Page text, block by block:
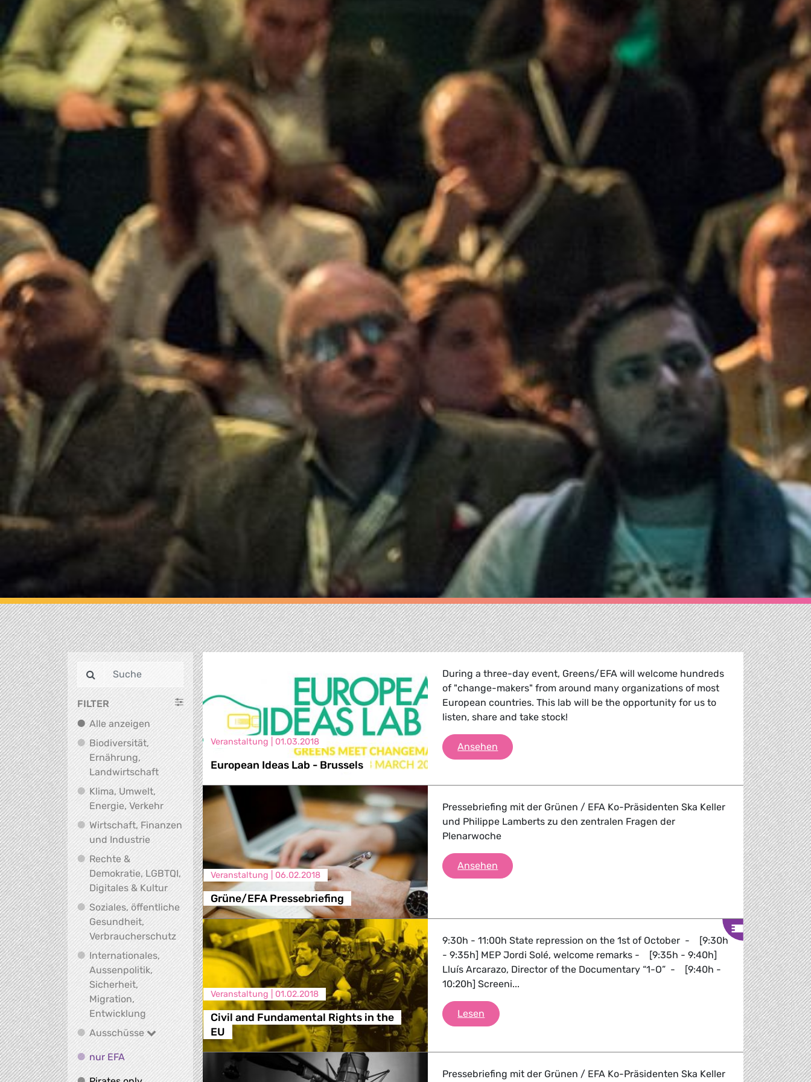
FILTER
Alle anzeigenAlle anzeigen
Biodiversität,
Ernährung,
LandwirtschaftBiodiversität, Ernährung, Landwirtschaft
Klima, Umwelt,
Energie, VerkehrKlima, Umwelt, Energie, Verkehr
Wirtschaft, Finanzen
und IndustrieWirtschaft, Finanzen und Industrie
Rechte &
Demokratie, LGBTQI,
Digitales & KulturRechte & Demokratie, LGBTQI, Digitales & Kultur
Soziales, öffentliche
Gesundheit,
VerbraucherschutzSoziales, öffentliche Gesundheit, Verbraucherschutz
Internationales,
Aussenpolitik,
Sicherheit,
Migration,
EntwicklungInternationales, Aussenpolitik, Sicherheit, Migration, Entwicklung
Ausschüsse
Ausschüsse
nur EFAnur EFA
Veranstaltung | 01.03.2018
European Ideas Lab - Brussels
During a three-day event, Greens/EFA will welcome hundreds
of "change-makers" from around many organizations of most
European countries. This lab will be the opportunity for us to
listen, share and take stock!
Ansehen European Ideas Lab - Brussels
Veranstaltung | 06.02.2018
Grüne/EFA Pressebriefing
Pressebriefing mit der Grünen / EFA Ko-Präsidenten Ska Keller
und Philippe Lamberts zu den zentralen Fragen der
Plenarwoche
Ansehen Grüne/EFA Pressebriefing
Veranstaltung | 01.02.2018
Civil and Fundamental Rights in the
EU
9:30h - 11:00h State repression on the 1st of October - [9:30h
- 9:35h] MEP Jordi Solé, welcome remarks - [9:35h - 9:40h]
Lluís Arcarazo, Director of the Documentary “1-O” - [9:40h -
10:20h] Screeni...
Lesen Civil and Fundamental Rights in the EU
Pressebriefing mit der Grünen / EFA Ko-Präsidenten Ska Keller